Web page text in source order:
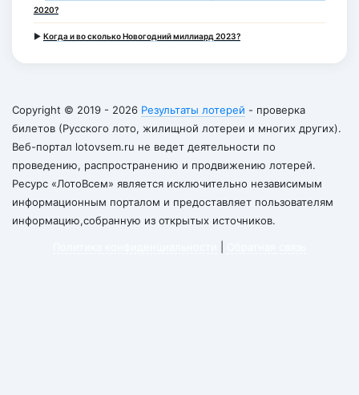
2020?
► Когда и во сколько Новогодний миллиард 2023?
Copyright © 2019 - 2026 Результаты лотерей - проверка
билетов (Русского лото, жилищной лотереи и многих других).
Веб-портал lotovsem.ru не ведет деятельности по
проведению, распространению и продвижению лотерей.
Ресурс «ЛотоВсем» является исключительно независимым
информационным порталом и предоставляет пользователям
информацию,собранную из открытых источников.